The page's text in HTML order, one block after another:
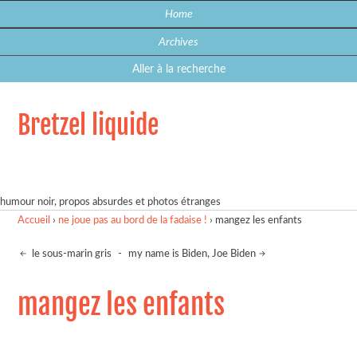
Home
Archives
Aller à la recherche
Bretzel liquide
humour noir, propos absurdes et photos étranges
Accueil › ne joue pas au bord de la fadaise ! › mangez les enfants
le sous-marin gris - my name is Biden, Joe Biden
mangez les enfants